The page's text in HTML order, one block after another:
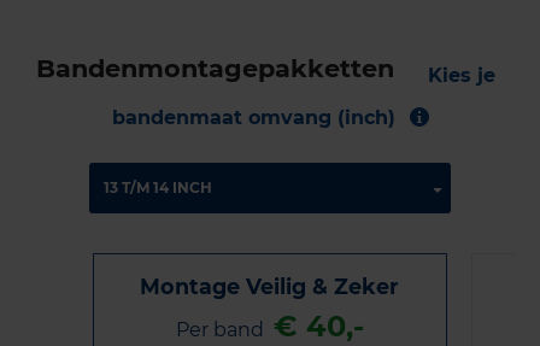
Bandenmontagepakketten
Kies je
bandenmaat omvang (inch)
Montage Veilig & Zeker
Per band € 40,-